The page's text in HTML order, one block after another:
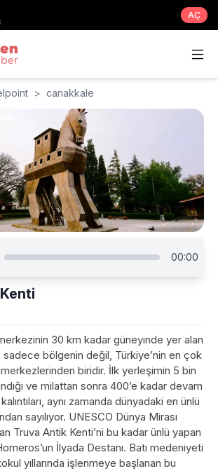
AÇ
> canakkale
00:00
30 km kadar güneyinde yer alan
sadece bölgenin değil, Türkiye’nin en çok
biridir. İlk yerleşimin 5 bin
ve milattan sonra 400’e kadar devam
aynı zamanda dünyadaki en ünlü
sayılıyor. UNESCO Dünya Mirası
Truva Antik Kenti’ni bu kadar ünlü yapan
İlyada Destanı. Batı medeniyeti
yıllarında işlenmeye başlanan bu